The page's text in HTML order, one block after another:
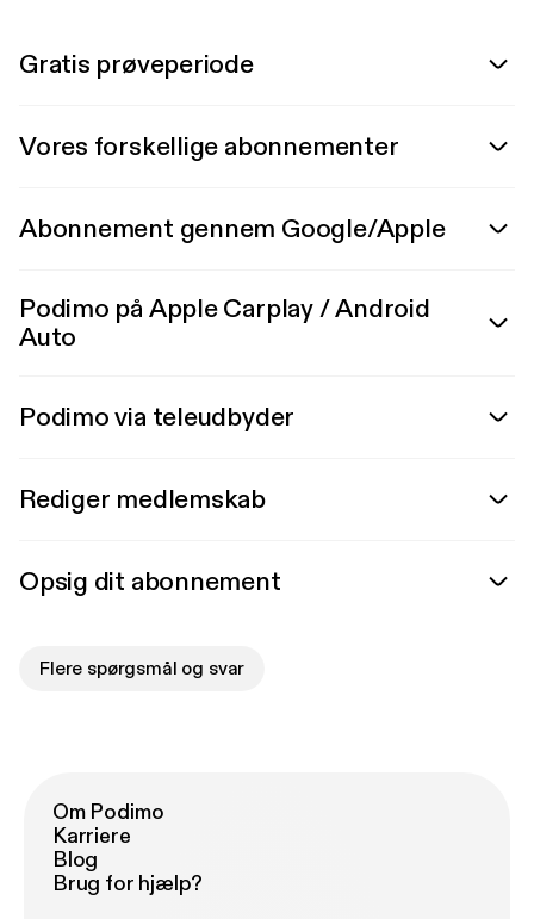
Gratis prøveperiode
Vores forskellige abonnementer
Abonnement gennem Google/Apple
Podimo på Apple Carplay / Android
Auto
Podimo via teleudbyder
Rediger medlemskab
Opsig dit abonnement
Flere spørgsmål og svar
Om Podimo
Karriere
Blog
Brug for hjælp?